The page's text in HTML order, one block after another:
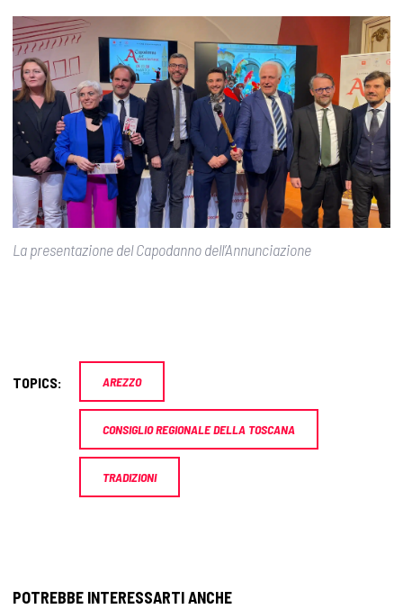
La presentazione del Capodanno dell’Annunciazione
TOPICS: AREZZO
CONSIGLIO REGIONALE DELLA TOSCANA
TRADIZIONI
POTREBBE INTERESSARTI ANCHE